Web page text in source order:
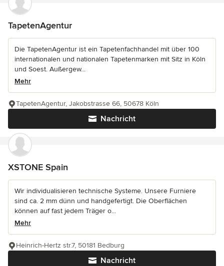
TapetenAgentur
Die TapetenAgentur ist ein Tapetenfachhandel mit über 100
internationalen und nationalen Tapetenmarken mit Sitz in Köln
und Soest. Außergew...
Mehr
Nachricht
TapetenAgentur, Jakobstrasse 66, 50678 Köln
XSTONE Spain
Wir individualisieren technische Systeme. Unsere Furniere
sind ca. 2 mm dünn und handgefertigt. Die Oberflächen
können auf fast jedem Träger o...
Mehr
Nachricht
Heinrich-Hertz str.7, 50181 Bedburg